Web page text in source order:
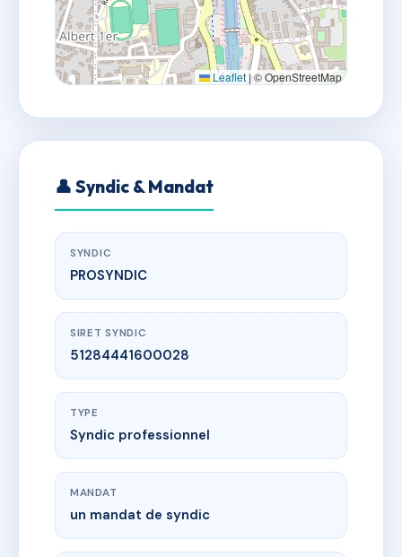
Leaflet|© OpenStreetMap
👤 Syndic & Mandat
SYNDIC
PROSYNDIC
SIRET SYNDIC
51284441600028
TYPE
Syndic professionnel
MANDAT
un mandat de syndic